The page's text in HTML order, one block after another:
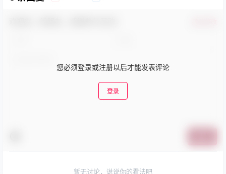
您必须登录或注册以后才能发表评论
登录
暂无讨论，说说你的看法吧